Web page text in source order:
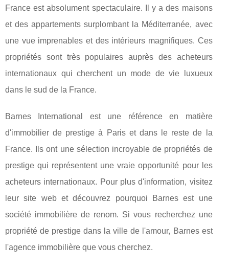
France est absolument spectaculaire. Il y a des maisons
et des appartements surplombant la Méditerranée, avec
une vue imprenables et des intérieurs magnifiques. Ces
propriétés sont très populaires auprès des acheteurs
internationaux qui cherchent un mode de vie luxueux
dans le sud de la France.
Barnes International est une référence en matière
d'immobilier de prestige à Paris et dans le reste de la
France. Ils ont une sélection incroyable de propriétés de
prestige qui représentent une vraie opportunité pour les
acheteurs internationaux. Pour plus d'information, visitez
leur site web et découvrez pourquoi Barnes est une
société immobilière de renom. Si vous recherchez une
propriété de prestige dans la ville de l'amour, Barnes est
l'agence immobilière que vous cherchez.